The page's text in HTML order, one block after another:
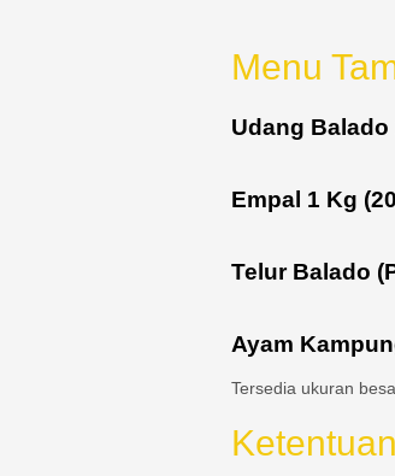
Menu
Udang Balado
Empal 1 Kg
Telur Balado
Ayam
Tersedia ukuran